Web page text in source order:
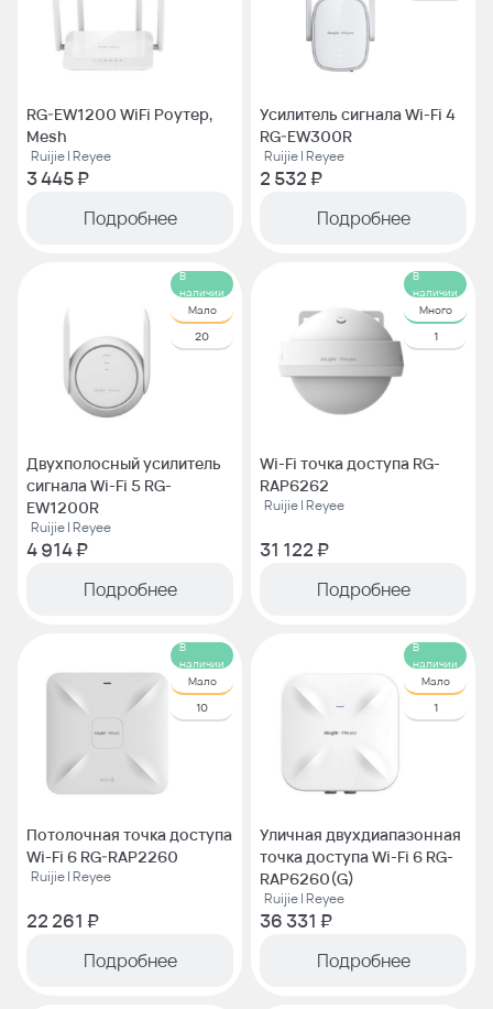
RG-EW1200 WiFi Роутер,
Mesh
Ruijie | Reyee
3 445 ₽
Подробнее
Усилитель сигнала Wi-Fi 4
RG-EW300R
Ruijie | Reyee
2 532 ₽
Подробнее
В
наличии
Мало
20
Двухполосный усилитель
сигнала Wi-Fi 5 RG-
EW1200R
Ruijie | Reyee
4 914 ₽
Подробнее
В
наличии
Много
1
Wi-Fi точка доступа RG-
RAP6262
Ruijie | Reyee
31 122 ₽
Подробнее
В
наличии
Мало
10
Потолочная точка доступа
Wi-Fi 6 RG-RAP2260
Ruijie | Reyee
22 261 ₽
Подробнее
В
наличии
Мало
1
Уличная двухдиапазонная
точка доступа Wi-Fi 6 RG-
RAP6260(G)
Ruijie | Reyee
36 331 ₽
Подробнее